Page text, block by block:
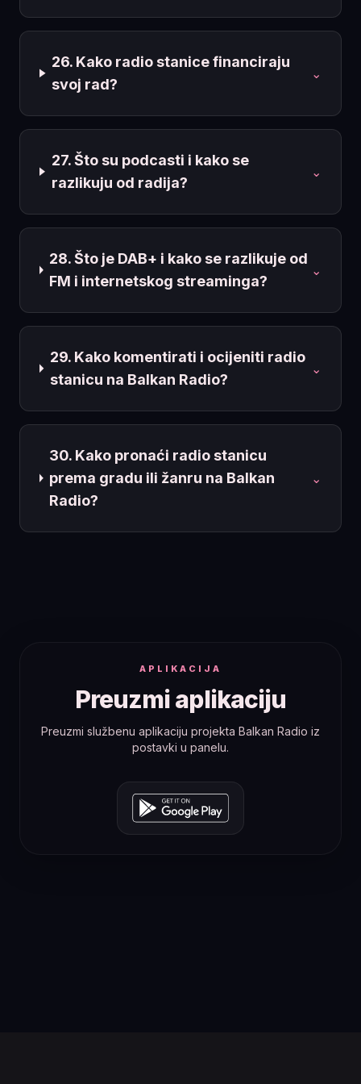
26. Kako radio stanice financiraju
svoj rad?
⌄
27. Što su podcasti i kako se
razlikuju od radija?
⌄
28. Što je DAB+ i kako se razlikuje od
FM i internetskog streaminga?
⌄
29. Kako komentirati i ocijeniti radio
stanicu na Balkan Radio?
⌄
30. Kako pronaći radio stanicu
prema gradu ili žanru na Balkan
Radio?
⌄
APLIKACIJA
Preuzmi aplikaciju
Preuzmi službenu aplikaciju projekta Balkan Radio iz
postavki u panelu.